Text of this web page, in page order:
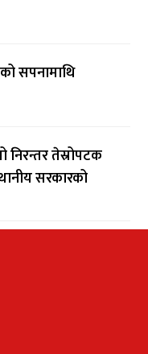
सपनामाथि
निरन्तर तेस्रोपटक
सरकारको